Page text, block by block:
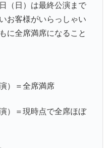
（日）は最終公演まで
お客様がいらっしゃい
に全席満席になること
）＝全席満席
）＝現時点で全席ほぼ